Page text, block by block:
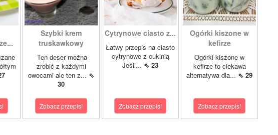
Szybki krem
truskawkowy
Ten deser można
zrobić z każdymi
owocami ale ten z... ⇖
30
Zobacz przepis!
Cytrynowe ciasto z...
Łatwy przepis na ciasto
cytrynowe z cukinią
Jeśli... ⇖ 23
Zobacz przepis!
Ogórki kiszone w
kefirze
Ogórki kiszone w
kefirze to ciekawa
alternatywa dla... ⇖ 29
Zobacz przepis!